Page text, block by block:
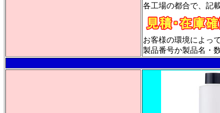
各工場の都合で、記
お客様の環境によっ
製品番号か製品名・